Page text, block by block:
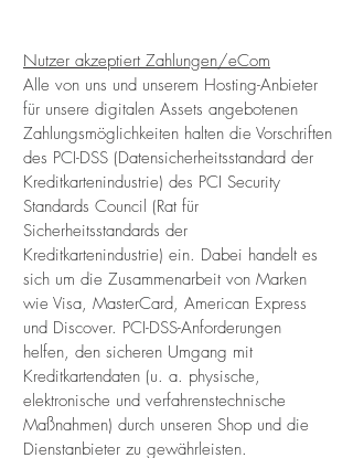
Nutzer akzeptiert Zahlungen/eCom
Alle von uns und unserem Hosting-Anbieter
für unsere digitalen Assets angebotenen
Zahlungsmöglichkeiten halten die Vorschriften
des PCI-DSS (Datensicherheitsstandard der
Kreditkartenindustrie) des PCI Security
Standards Council (Rat für
Sicherheitsstandards der
Kreditkartenindustrie) ein. Dabei handelt es
sich um die Zusammenarbeit von Marken
wie Visa, MasterCard, American Express
und Discover. PCI-DSS-Anforderungen
helfen, den sicheren Umgang mit
Kreditkartendaten (u. a. physische,
elektronische und verfahrenstechnische
Maßnahmen) durch unseren Shop und die
Dienstanbieter zu gewährleisten.